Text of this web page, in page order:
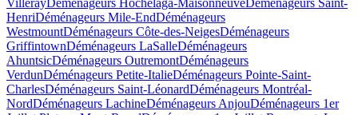
HenriDéménageurs Mile-EndDéménageurs
WestmountDéménageurs Côte-des-NeigesDéménageurs
GriffintownDéménageurs LaSalleDéménageurs
AhuntsicDéménageurs OutremontDéménageurs
VerdunDéménageurs Petite-ItalieDéménageurs Pointe-Saint-
CharlesDéménageurs Saint-LéonardDéménageurs Montréal-
NordDéménageurs LachineDéménageurs AnjouDéménageurs 1er